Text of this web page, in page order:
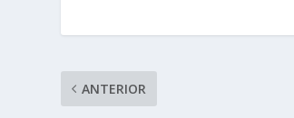
ANTERIOR